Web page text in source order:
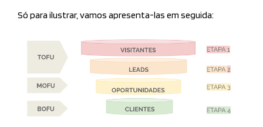
Só para ilustrar, vamos apresenta-las em seguida: